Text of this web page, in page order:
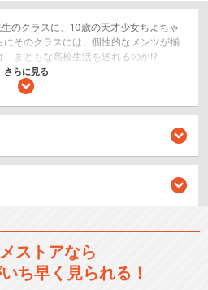
のクラスに、10歳の天才少女ちよちゃ
そのクラスには、個性的なメンツが揃
まともな高校生活を送れるのか!?
さらに見る
ストアなら
ち早く見られる！